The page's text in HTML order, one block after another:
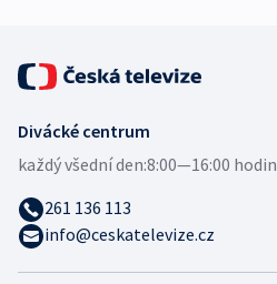
Divácké centrum
každý všední den:8:00—16:00 hodin
261 136 113
info@ceskatelevize.cz